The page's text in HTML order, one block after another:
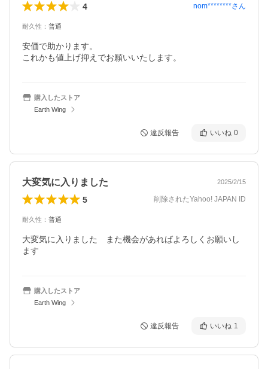
4 nom********さん
耐久性 ： 普通
安価で助かります。
これかも値上げ抑えでお願いいたします。
購入したストア
Earth Wing
違反報告 いいね 0
大変気に入りました 2025/2/15
5 削除されたYahoo! JAPAN ID
耐久性 ： 普通
大変気に入りました　また機会があればよろしくお願いし
ます
購入したストア
Earth Wing
違反報告 いいね 1